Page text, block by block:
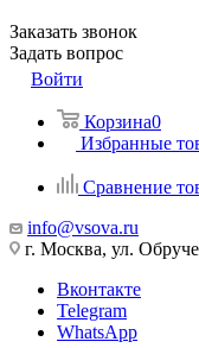
Заказать звонок
Задать вопрос
Войти
Корзина0
Избранные
Сравнение
info@vsova.ru
г. Москва, ул.
Вконтакте
Telegram
WhatsApp